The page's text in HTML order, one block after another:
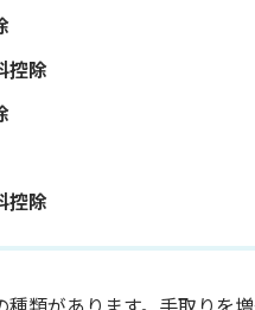
控除
控除